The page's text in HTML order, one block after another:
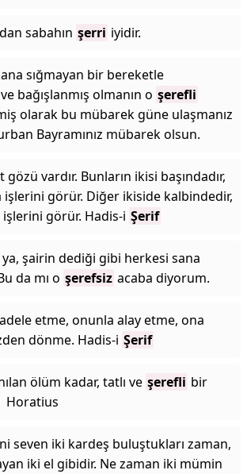
sabahın şerri iyidir.
sığmayan bir bereketle
bağışlanmış olmanın o şerefli
olarak bu mübarek güne ulaşmanız
Bayramınız mübarek olsun.
vardır. Bunların ikisi başındadır,
görür. Diğer ikiside kalbindedir,
görür. Hadis-i Şerif
şairin dediği gibi herkesi sana
da mı o şerefsiz acaba diyorum.
etme, onunla alay etme, ona
dönme. Hadis-i Şerif
ölüm kadar, tatlı ve şerefli bir
Horatius
seven iki kardeş buluştukları zaman,
iki el gibidir. Ne zaman iki mümin